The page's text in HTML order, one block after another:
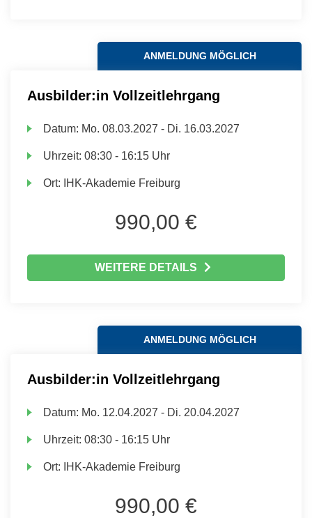
ANMELDUNG MÖGLICH
Ausbilder:in Vollzeitlehrgang
Datum: Mo. 08.03.2027 - Di. 16.03.2027
Uhrzeit:08:30 - 16:15 Uhr
Ort: IHK-Akademie Freiburg
990,00 €
WEITERE DETAILS
ANMELDUNG MÖGLICH
Ausbilder:in Vollzeitlehrgang
Datum: Mo. 12.04.2027 - Di. 20.04.2027
Uhrzeit:08:30 - 16:15 Uhr
Ort: IHK-Akademie Freiburg
990,00 €